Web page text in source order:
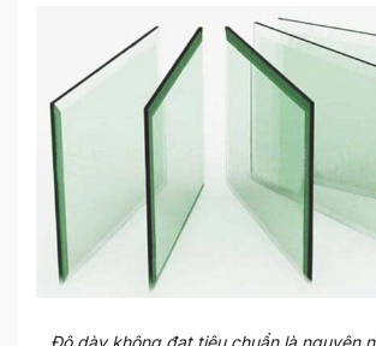
Độ dày không đạt tiêu chuẩn là nguyên